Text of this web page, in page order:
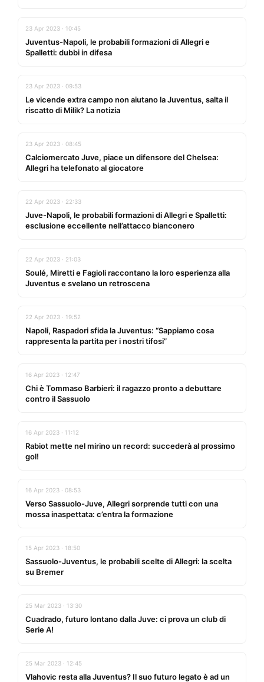
23 Apr 2023 · 10:45
Juventus-Napoli, le probabili formazioni di Allegri e
Spalletti: dubbi in difesa
23 Apr 2023 · 09:53
Le vicende extra campo non aiutano la Juventus, salta il
riscatto di Milik? La notizia
23 Apr 2023 · 08:45
Calciomercato Juve, piace un difensore del Chelsea:
Allegri ha telefonato al giocatore
22 Apr 2023 · 22:33
Juve-Napoli, le probabili formazioni di Allegri e Spalletti:
esclusione eccellente nell’attacco bianconero
22 Apr 2023 · 21:03
Soulé, Miretti e Fagioli raccontano la loro esperienza alla
Juventus e svelano un retroscena
22 Apr 2023 · 19:52
Napoli, Raspadori sfida la Juventus: “Sappiamo cosa
rappresenta la partita per i nostri tifosi”
16 Apr 2023 · 12:47
Chi è Tommaso Barbieri: il ragazzo pronto a debuttare
contro il Sassuolo
16 Apr 2023 · 11:12
Rabiot mette nel mirino un record: succederà al prossimo
gol!
16 Apr 2023 · 08:53
Verso Sassuolo-Juve, Allegri sorprende tutti con una
mossa inaspettata: c’entra la formazione
15 Apr 2023 · 18:50
Sassuolo-Juventus, le probabili scelte di Allegri: la scelta
su Bremer
25 Mar 2023 · 13:30
Cuadrado, futuro lontano dalla Juve: ci prova un club di
Serie A!
25 Mar 2023 · 12:45
Vlahovic resta alla Juventus? Il suo futuro legato è ad un